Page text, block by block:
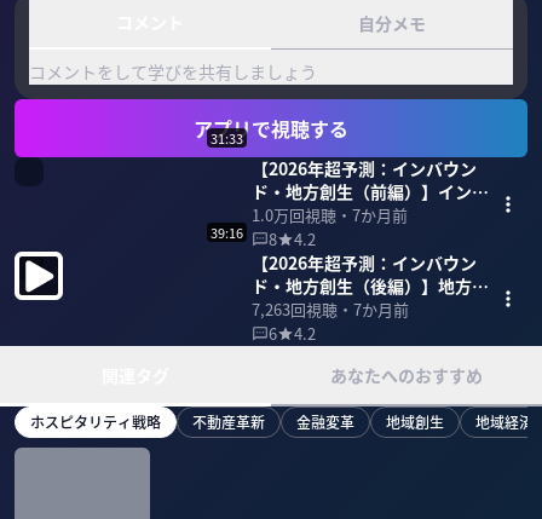
自分メモ
コメントをして学びを共有しましょう
アプリで視聴する
31:33
【2026年超予測：インバウン
ド・地方創生（前編）】インバ
ウンド地方元年／ソロ旅が大人
気／AI検索に強い宿が勝つ
1.0万回視聴・ 7か月前
8
4.2
39:16
【2026年超予測：インバウン
ド・地方創生（後編）】地方の
命運は地銀次第。台風の目は、
SBI
7,263回視聴・ 7か月前
6
4.2
あなたへのおすすめ
ホスピタリティ戦略 不動産革新 金融変革 地域創生 地域経済